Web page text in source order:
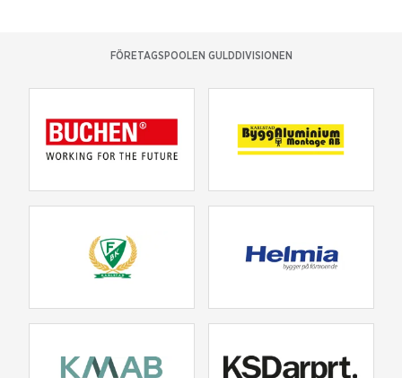
FÖRETAGSPOOLEN GULDDIVISIONEN